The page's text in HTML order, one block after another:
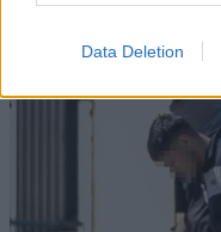
Data Deletion